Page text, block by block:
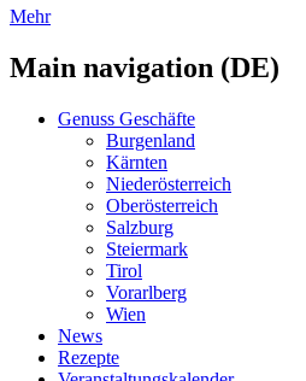
Mehr
Main navigation (DE)
Genuss Geschäfte
Burgenland
Kärnten
Niederösterreich
Oberösterreich
Salzburg
Steiermark
Tirol
Vorarlberg
Wien
News
Rezepte